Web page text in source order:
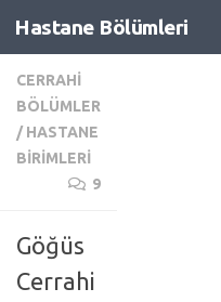
Skip to content
Hastane Bölümleri
CERRAHI
BÖLÜMLER
/ HASTANE
BIRIMLERI
9
Göğüs
Cerrahi